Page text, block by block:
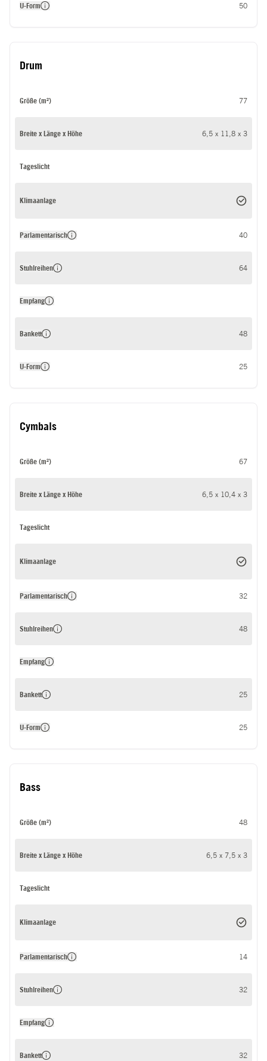
U-Form 50
Drum
Größe (m²) 77
Breite x Länge x Höhe 6,5 x 11,8 x 3
Tageslicht
Klimaanlage
Parlamentarisch 40
Stuhlreihen 64
Empfang
Bankett 48
U-Form 25
Cymbals
Größe (m²) 67
Breite x Länge x Höhe 6,5 x 10,4 x 3
Tageslicht
Klimaanlage
Parlamentarisch 32
Stuhlreihen 48
Empfang
Bankett 25
U-Form 25
Bass
Größe (m²) 48
Breite x Länge x Höhe 6,5 x 7,5 x 3
Tageslicht
Klimaanlage
Parlamentarisch 14
Stuhlreihen 32
Empfang
Bankett 32